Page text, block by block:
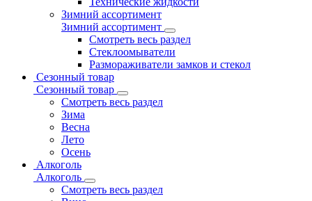
Зимний ассортимент
Зимний ассортимент
Смотреть весь раздел
Стеклоомыватели
Размораживатели замков и стекол
Сезонный товар
Сезонный товар
Смотреть весь раздел
Зима
Весна
Лето
Осень
Алкоголь
Алкоголь
Смотреть весь раздел